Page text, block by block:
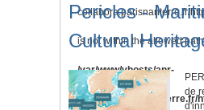
collabora.parisnanterre.fr/
is not within the allowed
/var/www/vhosts/anr-
collabora.parisnanterre.fr/
Pericles -
Cultural
de